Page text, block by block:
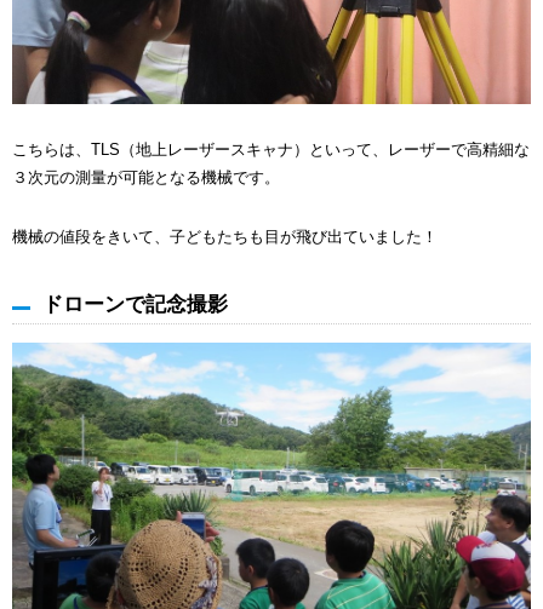
こちらは、TLS（地上レーザースキャナ）といって、レーザーで高精細な
３次元の測量が可能となる機械です。
機械の値段をきいて、子どもたちも目が飛び出ていました！
ドローンで記念撮影